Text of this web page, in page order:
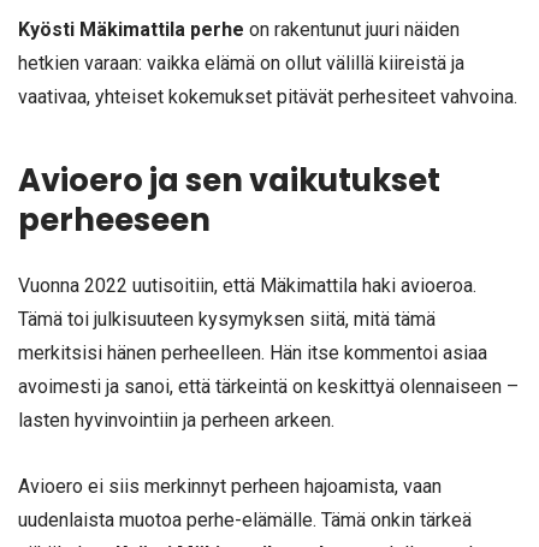
Kyösti Mäkimattila perhe on rakentunut juuri näiden
hetkien varaan: vaikka elämä on ollut välillä kiireistä ja
vaativaa, yhteiset kokemukset pitävät perhesiteet vahvoina.
Avioero ja sen vaikutukset
perheeseen
Vuonna 2022 uutisoitiin, että Mäkimattila haki avioeroa.
Tämä toi julkisuuteen kysymyksen siitä, mitä tämä
merkitsisi hänen perheelleen. Hän itse kommentoi asiaa
avoimesti ja sanoi, että tärkeintä on keskittyä olennaiseen –
lasten hyvinvointiin ja perheen arkeen.
Avioero ei siis merkinnyt perheen hajoamista, vaan
uudenlaista muotoa perhe-elämälle. Tämä onkin tärkeä